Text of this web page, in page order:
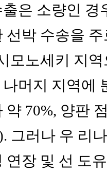
은 소량인
선박 수송을
모노세키 지
머지 지역에
70%, 양판
그러나 우 리
연장 및 선 도